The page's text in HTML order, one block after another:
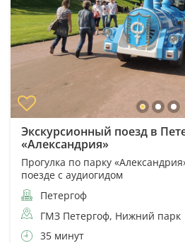
Экскурсионный поезд в
«Александрия»
Прогулка по парку
поезде с аудиогидом
Петергоф
ГМЗ Петергоф, Нижний парк
35 минут